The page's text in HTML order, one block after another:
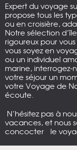
Expert du voyage
propose tous les
ou en croisière,
Notre sélection
rigoureux pour
vous soyez en
ou un individuel
marine, interrogez-
votre séjour un
votre Voyage de
écoute.
N’hésitez pas à
vacances, et nous
concocter le